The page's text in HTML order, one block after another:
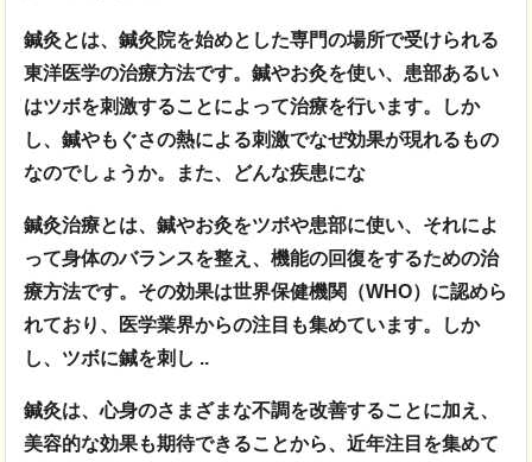
鍼灸とは、鍼灸院を始めとした専門の場所で受けられる
東洋医学の治療方法です。鍼やお灸を使い、患部あるい
はツボを刺激することによって治療を行います。しか
し、鍼やもぐさの熱による刺激でなぜ効果が現れるもの
なのでしょうか。また、どんな疾患にな
鍼灸治療とは、鍼やお灸をツボや患部に使い、それによ
って身体のバランスを整え、機能の回復をするための治
療方法です。その効果は世界保健機関（WHO）に認めら
れており、医学業界からの注目も集めています。しか
し、ツボに鍼を刺し ..
鍼灸は、心身のさまざまな不調を改善することに加え、
美容的な効果も期待できることから、近年注目を集めて